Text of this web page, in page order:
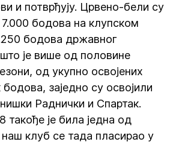
и потврђују. Црвено-бели су
7.000 бодова на клупском
бодова државног
је више од половине
од укупно освојених
заједно су освојили
Раднички и Спартак.
такође је била једна од
наш клуб се тада пласирао у